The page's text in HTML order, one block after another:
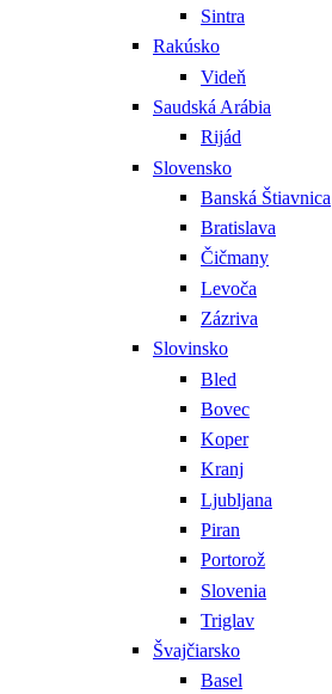
Sintra
Rakúsko
Videň
Saudská Arábia
Rijád
Slovensko
Banská Štiavnica
Bratislava
Čičmany
Levoča
Zázriva
Slovinsko
Bled
Bovec
Koper
Kranj
Ljubljana
Piran
Portorož
Slovenia
Triglav
Švajčiarsko
Basel